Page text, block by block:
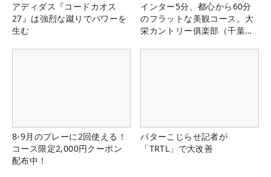
アディダス『コードカオス
27』は強烈な蹴りでパワーを
生む
インター5分、都心から60分
のフラットな美観コース。大
栄カントリー俱楽部（千葉
8-9月のプレーに2回使える！
コース限定2,000円クーポン
配布中！
パターこじらせ記者が
「TRTL」で大改善